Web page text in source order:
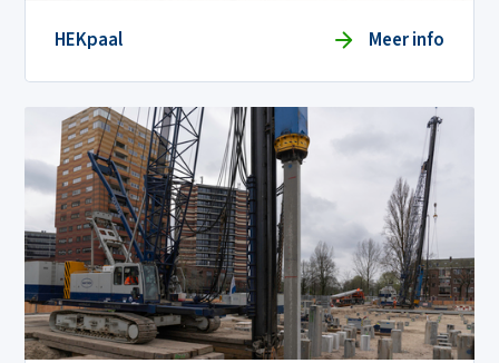
HEKpaal Meer info